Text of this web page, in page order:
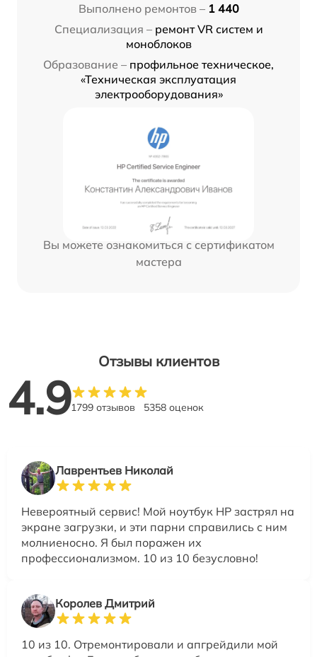
Выполнено ремонтов – 1 440
Специализация – ремонт VR систем и
моноблоков
Образование – профильное техническое,
«Техническая эксплуатация
электрооборудования»
Вы можете ознакомиться с сертификатом
мастера
Отзывы клиентов
4.91799 отзывов 5358 оценок
Лаврентьев Николай
Невероятный сервис! Мой ноутбук HP застрял на
экране загрузки, и эти парни справились с ним
молниеносно. Я был поражен их
профессионализмом. 10 из 10 безусловно!
Королев Дмитрий
10 из 10. Отремонтировали и апгрейдили мой